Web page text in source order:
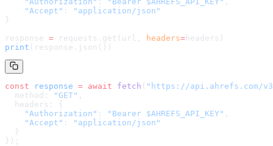
    "Accept"
:
"application/json"
}
response = requests.get(url, headers= headers )
print (response.json())
const response = await fetch ( " https://api.ahrefs.com/
  method:
"GET" ,
  headers: {
    "Authorization"
: "Bearer $AHREFS_API_KEY" ,
    "Accept"
:
"application/json"
  }
});